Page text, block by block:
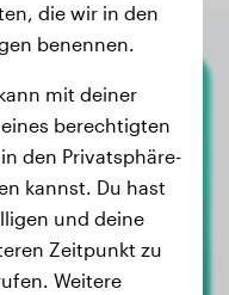
2
die wir in den
benennen.
mit deiner
berechtigten
den Privatsphäre-
kannst. Du hast
und deine
Zeitpunkt zu
Weitere